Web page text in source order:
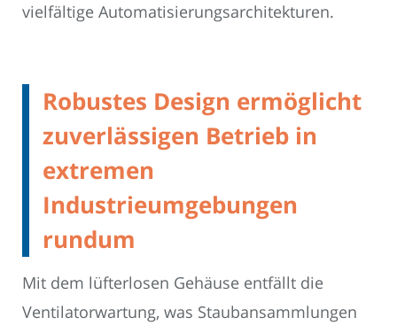
vielfältige Automatisierungsarchitekturen.
Robustes Design ermöglicht
zuverlässigen Betrieb in
extremen
Industrieumgebungen
rundum
Mit dem lüfterlosen Gehäuse entfällt die
Ventilatorwartung, was Staubansammlungen